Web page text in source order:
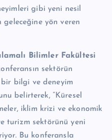
gibi yeni nesil
geleceğine yön veren
Bilimler Fakültesi
sektörün
bir bilgi ve deneyim
belirterek, “Küresel
iklim krizi ve ekonomik
turizm sektörünü yeni
Bu konferansla